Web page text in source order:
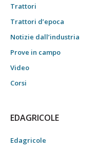
Trattori
Trattori d’epoca
Notizie dall’industria
Prove in campo
Video
Corsi
EDAGRICOLE
Edagricole